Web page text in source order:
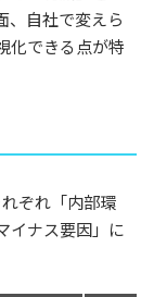
、自社で変えら
化できる点が特
ぞれ「内部環
イナス要因」に